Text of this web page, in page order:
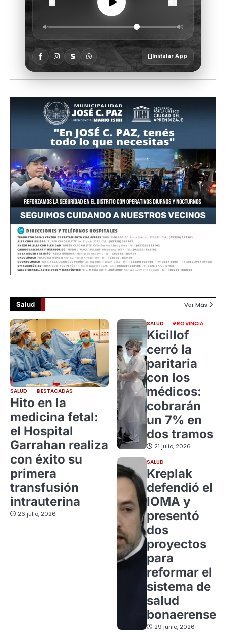
Salud Ver Más
SALUD DESTACADAS
Hito en la
medicina fetal:
el Hospital
Garrahan realiza
con éxito su
primera
transfusión
intrauterina
26 julio, 2026
SALUD PROVINCIA
Kicillof
cerró la
paritaria
con los
médicos:
cobrarán
un 7% en
dos tramos
21 julio, 2026
SALUD
Kreplak
defendió el
IOMA y
presentó
dos
proyectos
para
reformar el
sistema de
salud
bonaerense
29 junio, 2026